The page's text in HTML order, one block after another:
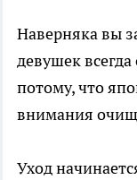
Наверняка вы
девушек
потому, что
внимания
Уход